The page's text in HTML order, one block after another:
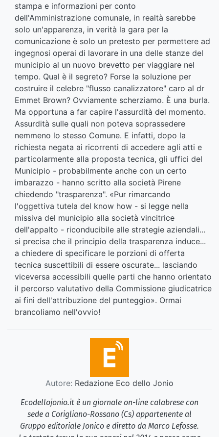
stampa e informazioni per conto
dell'Amministrazione comunale, in realtà sarebbe
solo un'apparenza, in verità la gara per la
comunicazione è solo un pretesto per permettere ad
ingegnosi operai di lavorare in una delle stanze del
municipio al un nuovo brevetto per viaggiare nel
tempo. Qual è il segreto? Forse la soluzione per
costruire il celebre "flusso canalizzatore" caro al dr
Emmet Brown? Ovviamente scherziamo. È una burla.
Ma opportuna a far capire l'assurdità del momento.
Assurdità sulle quali non poteva soprassedere
nemmeno lo stesso Comune. E infatti, dopo la
richiesta negata ai ricorrenti di accedere agli atti e
particolarmente alla proposta tecnica, gli uffici del
Municipio - probabilmente anche con un certo
imbarazzo - hanno scritto alla società Pirene
chiedendo "trasparenza". «Pur rimarcando
l'oggettiva tutela del know how - si legge nella
missiva del municipio alla società vincitrice
dell'appalto - riconducibile alle strategie aziendali...
si precisa che il principio della trasparenza induce...
a chiedere di specificare le porzioni di offerta
tecnica suscettibili di essere oscurate... lasciando
viceversa accessibili quelle parti che hanno orientato
il percorso valutativo della Commissione giudicatrice
ai fini dell'attribuzione del punteggio». Ormai
brancoliamo nell'ovvio!
Autore: Redazione Eco dello Jonio
Ecodellojonio.it è un giornale on-line calabrese con
sede a Corigliano-Rossano (Cs) appartenente al
Gruppo editoriale Jonico e diretto da Marco Lefosse.